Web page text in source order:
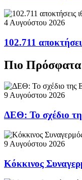
4 Αυγούστου 2026
102.711
Πιο Πρόσφατα
9 Αυγούστου 2026
ΔΕΘ: Το σχέδιο
9 Αυγούστου 2026
Κόκκινος